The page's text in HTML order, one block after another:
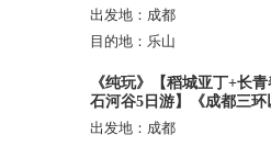
出发地：成都
目的地：乐山
《纯玩》【稻城亚丁+长
石河谷5日游】《成都三环
出发地：成都